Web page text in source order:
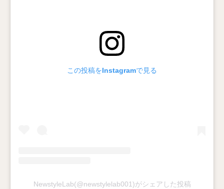
この投稿をInstagramで見る
NewstyleLab(@newstylelab001)がシェアした投稿